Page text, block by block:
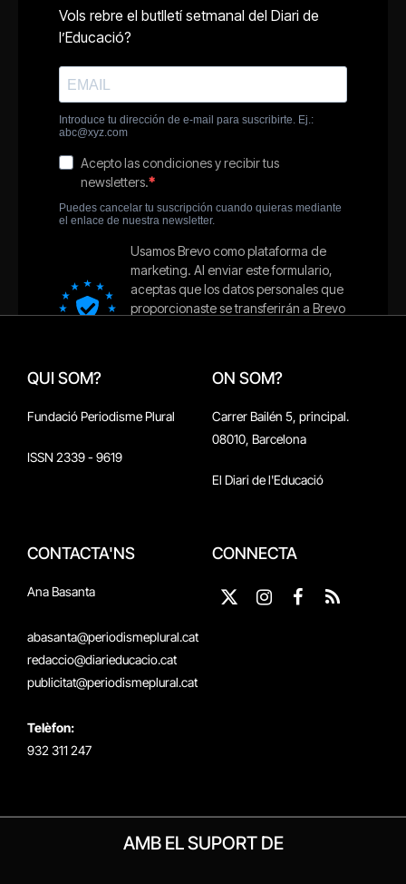
QUI SOM?
Fundació Periodisme Plural
ISSN 2339 - 9619
ON SOM?
Carrer Bailén 5, principal.
08010, Barcelona
El Diari de l'Educació
CONTACTA'NS
Ana Basanta
abasanta@periodismeplural.cat
redaccio@diarieducacio.cat
publicitat@periodismeplural.cat
Telèfon:
932 311 247
CONNECTA
X
Instagram
Facebook
RSS
AMB EL SUPORT DE